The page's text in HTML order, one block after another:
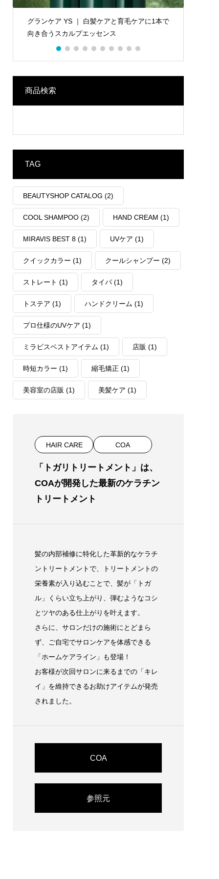
グランケア YS ｜ 白髪ケアと育毛ケアに1本で
向き合うスカルプエッセンス
商品検索
TAG
BEAUTYSHOP CATALOG (2)
COOL SHAMPOO (2) HAND CREAM (1)
MIRAVIS BEST 8 (1) UVケア (1)
クイックカラー (1) クールシャンプー (2)
ストレート (1) タイパ (1)
トステア (1) ハンドクリーム (1)
プロ仕様のUVケア (1)
ミラビスベストアイテム (1) 店販 (1)
時短カラー (1) 縮毛矯正 (1)
美容室の店販 (1) 美髪ケア (1)
HAIR CARE COA
「トガリトリートメント」は、
COAが開発した最新のケラチン
トリートメント
髪の内部補修に特化した革新的なケラチ
ントリートメントで、トリートメントの
栄養素が入り込むことで、髪が「トガ
ル」くらい立ち上がり、弾むようなコシ
とツヤのある仕上がりを叶えます。
さらに、サロンだけの施術にとどまら
ず、ご自宅でサロンケアを体感できる
「ホームケアライン」も登場！
お客様が次回サロンに来るまでの「キレ
イ」を維持できるお助けアイテムが発売
されました。
COA
参照元